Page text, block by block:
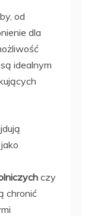
od
dla
idealnym
czy
chronić